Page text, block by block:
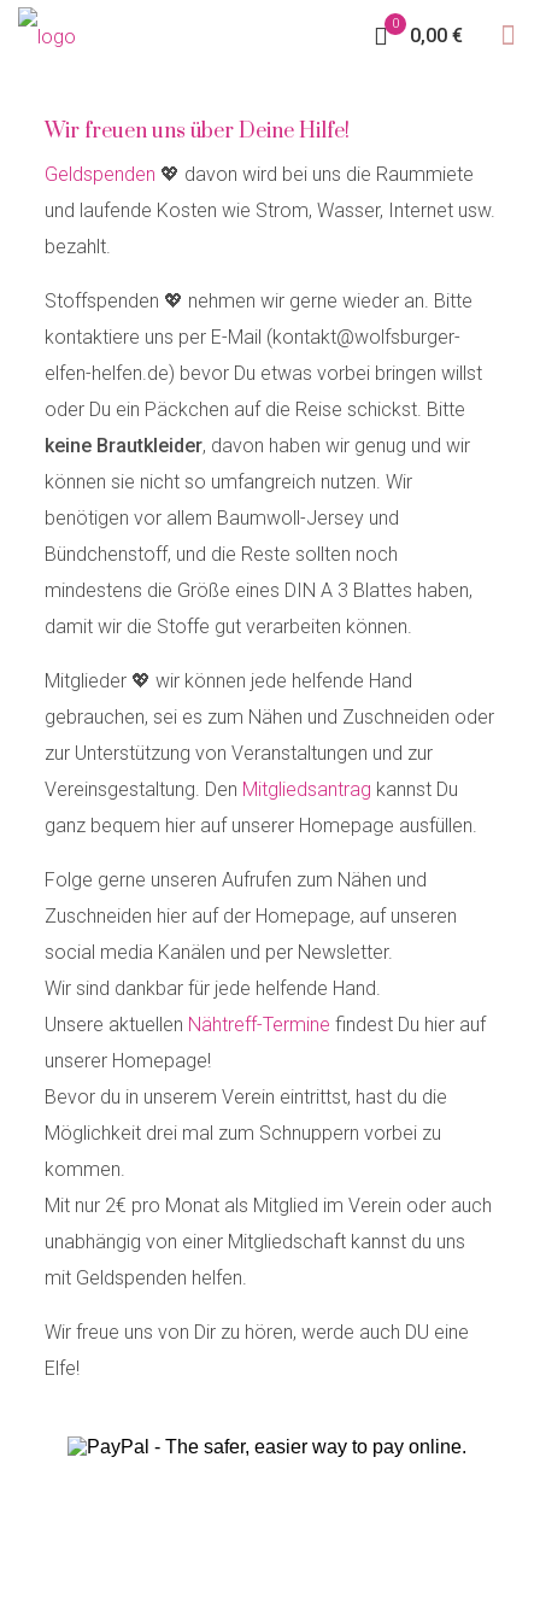
0
0,00 €
Wir freuen uns über Deine Hilfe!
Geldspenden 💖 davon wird bei uns die Raummiete
und laufende Kosten wie Strom, Wasser, Internet usw.
bezahlt.
Stoffspenden 💖 nehmen wir gerne wieder an. Bitte
kontaktiere uns per E-Mail (kontakt@wolfsburger-
elfen-helfen.de) bevor Du etwas vorbei bringen willst
oder Du ein Päckchen auf die Reise schickst. Bitte
keine Brautkleider, davon haben wir genug und wir
können sie nicht so umfangreich nutzen. Wir
benötigen vor allem Baumwoll-Jersey und
Bündchenstoff, und die Reste sollten noch
mindestens die Größe eines DIN A 3 Blattes haben,
damit wir die Stoffe gut verarbeiten können.
Mitglieder 💖 wir können jede helfende Hand
gebrauchen, sei es zum Nähen und Zuschneiden oder
zur Unterstützung von Veranstaltungen und zur
Vereinsgestaltung. Den Mitgliedsantrag kannst Du
ganz bequem hier auf unserer Homepage ausfüllen.
Folge gerne unseren Aufrufen zum Nähen und
Zuschneiden hier auf der Homepage, auf unseren
social media Kanälen und per Newsletter.
Wir sind dankbar für jede helfende Hand.
Unsere aktuellen Nähtreff-Termine findest Du hier auf
unserer Homepage!
Bevor du in unserem Verein eintrittst, hast du die
Möglichkeit drei mal zum Schnuppern vorbei zu
kommen.
Mit nur 2€ pro Monat als Mitglied im Verein oder auch
unabhängig von einer Mitgliedschaft kannst du uns
mit Geldspenden helfen.
Wir freue uns von Dir zu hören, werde auch DU eine
Elfe!